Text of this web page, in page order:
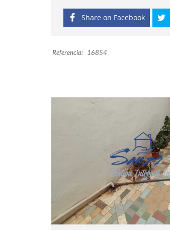
Share on Facebook
Referencia: 16854